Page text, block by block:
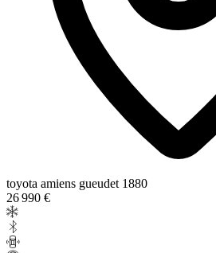
toyota amiens gueudet 1880
26 990 €